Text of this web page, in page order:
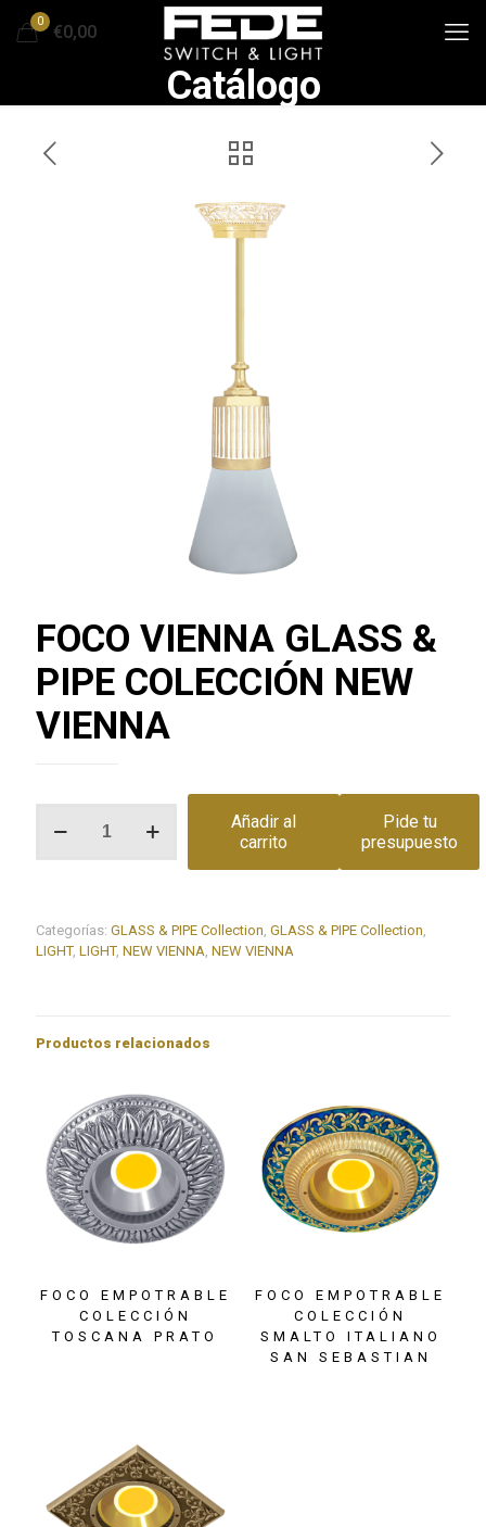
0
€0,00
Catálogo
FOCO VIENNA GLASS &
PIPE COLECCIÓN NEW
VIENNA
VIENNA
NEW
VIENNA
Añadir al
carrito
Pide tu
presupuesto
Categorías: GLASS & PIPE Collection, GLASS & PIPE Collection,
LIGHT, LIGHT, NEW VIENNA, NEW VIENNA
Productos relacionados
FOCO EMPOTRABLE
COLECCIÓN
TOSCANA PRATO
FOCO EMPOTRABLE
COLECCIÓN
SMALTO ITALIANO
SAN SEBASTIAN